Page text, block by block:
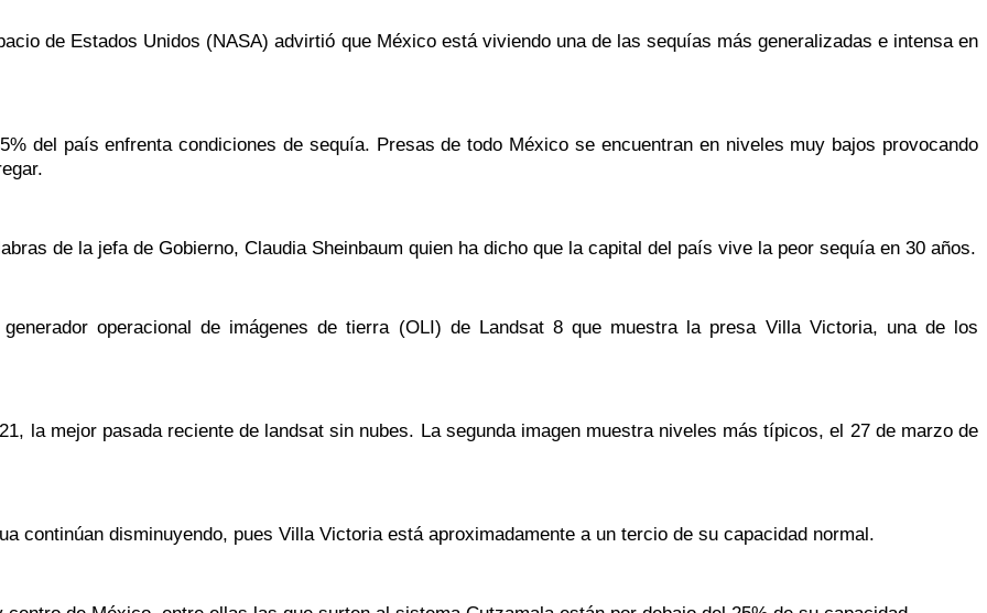
de Estados Unidos (NASA) advirtió que México está viviendo una de las sequías más generalizadas e intensa en
del país enfrenta condiciones de sequía. Presas de todo México se encuentran en niveles muy bajos provocando
de la jefa de Gobierno, Claudia Sheinbaum quien ha dicho que la capital del país vive la peor sequía en 30 años.
operacional de imágenes de tierra (OLI) de Landsat 8 que muestra la presa Villa Victoria, una de los
la mejor pasada reciente de landsat sin nubes. La segunda imagen muestra niveles más típicos, el 27 de marzo de
continúan disminuyendo, pues Villa Victoria está aproximadamente a un tercio de su capacidad normal.